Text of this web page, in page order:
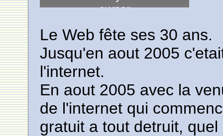
Le Web fête ses 30 ans.
Jusqu'en aout 2005
l'internet.
En aout 2005 avec la
de l'internet qui
gratuit a tout detruit,